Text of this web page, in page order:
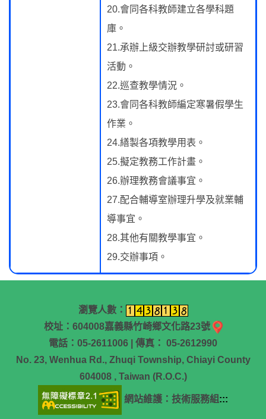
20.會同各科教師建立各學科題
庫。
21.承辦上級交辦教學研討或研習
活動。
22.巡查教學情況。
23.會同各科教師編定寒暑假學生
作業。
24.繕製各項教學用表。
25.擬定教務工作計畫。
26.辦理教務會議事宜。
27.配合輔導室辦理升學及就業輔
導事宜。
28.其他有關教學事宜。
29.交辦事項。
瀏覽人數：
校址：604008嘉義縣竹崎鄉文化路23號
電話：05-2611006 | 傳真： 05-2612990
No. 23, Wenhua Rd., Zhuqi Township, Chiayi County
604008 , Taiwan (R.O.C.)
網站維護：技術服務組 :::